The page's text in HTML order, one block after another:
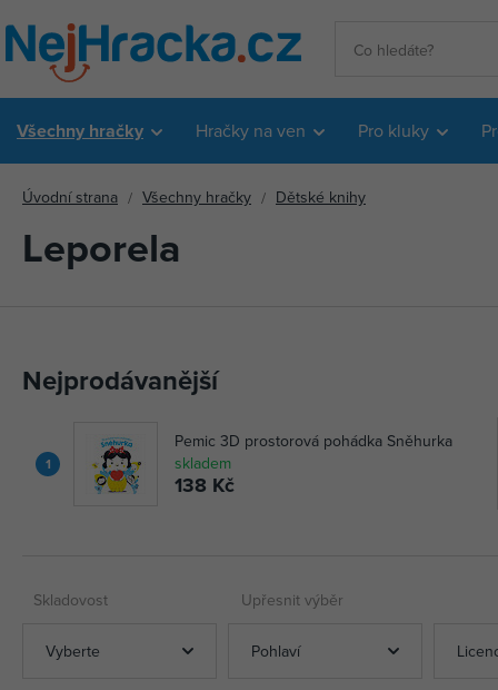
Všechny hračky Hračky na ven Pro kluky
Úvodní strana Všechny hračky Dětské knihy
Leporela
Nejprodávanější
1
Pemic 3D prostorová pohádka Sněhurka
skladem
138 Kč
Skladovost Upřesnit výběr
Vyberte Pohlaví